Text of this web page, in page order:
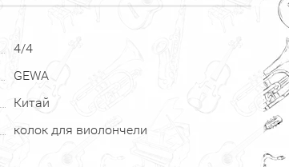
4/4
GEWA
Китай
колок для виолончели